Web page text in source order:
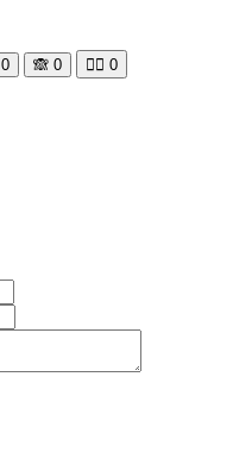
0 🙈 0 🧘‍♀️ 0